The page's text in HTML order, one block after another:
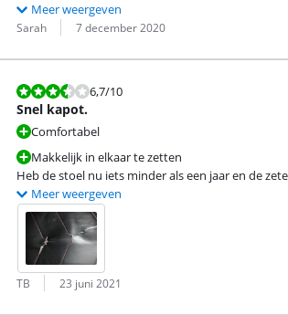
Meer weergeven
Beoordeling door:
Sarah
Datum: 7 december 2020
Beoordeling is 6,7 van de 10.
6,7/10
Snel kapot.
Comfortabel
Makkelijk in elkaar te zetten
Heb de stoel nu iets minder als een jaar en de
Meer weergeven
Beoordeling door:
TB
Datum: 23 juni 2021